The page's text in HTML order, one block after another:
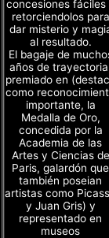
concesiones fáciles
retorciendolos para
dar misterio y
al resultado.
El bagaje de
años de
premiado en
como
importante, la
Medalla de Oro,
concedida por la
Academia de las
Artes y Ciencias de
Paris, galardón que
también poseian
artistas como
y Juan Gris) y
representado en
museos